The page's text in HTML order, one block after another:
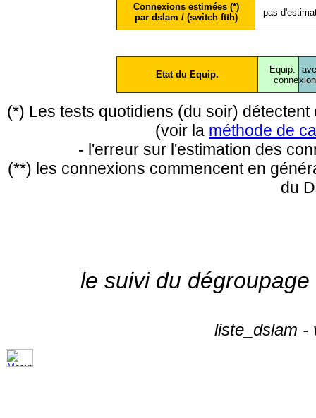
Connexions estimées (*)
par dslam / (switch ftth)
pas
Etat du Equip.
Equip.
conne
(*) Les tests quotidiens (du soir)
(voir la méthode de
- l'erreur sur l'estimation des
(**) les connexions commencent en
du
le suivi du
liste_dslam -